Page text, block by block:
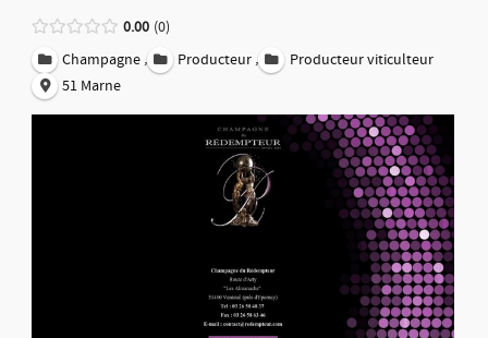
0.00 0
Champagne , Producteur ,
Producteur viticulteur
51 Marne